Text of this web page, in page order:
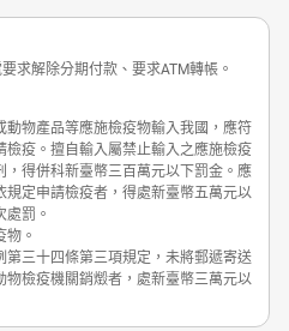
求解除分期付款、要求ATM轉帳。
動物產品等應施檢疫物輸入我國，應符
檢疫。擅自輸入屬禁止輸入之應施檢疫
，得併科新臺幣三百萬元以下罰金。應
定申請檢疫者，得處新臺幣五萬元以
處罰。
物。
第三十四條第三項規定，未將郵遞寄送
檢疫機關銷燬者，處新臺幣三萬元以